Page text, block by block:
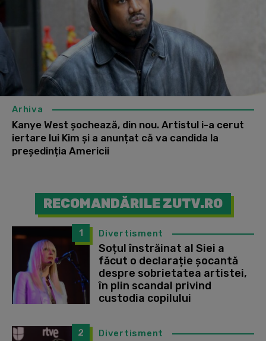
Arhiva
Kanye West șochează, din nou. Artistul i-a cerut
iertare lui Kim și a anunțat că va candida la
președinția Americii
RECOMANDĂRILE ZUTV.RO
1 Divertisment
Soțul înstrăinat al Siei a
făcut o declarație șocantă
despre sobrietatea artistei,
în plin scandal privind
custodia copilului
2 Divertisment